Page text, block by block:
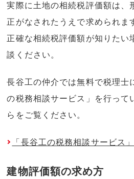
実際に土地の相続税評価額は、
正がなされたうえで求められま
正確な相続税評価額が知りたい
談ください。
長谷工の仲介では無料で税理士
の税務相談サービス」を行って
らをご覧ください。
「長谷工の税務相談サービス
建物評価額の求め方